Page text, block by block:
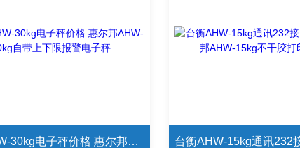
台衡AHW-30kg电子秤价格 惠尔邦AHW-30kg自带上下限报警电子秤